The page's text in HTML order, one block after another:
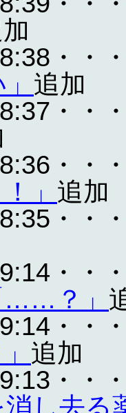
・・
追加
・・
・・
」 追加
・・
・・
……？」
・・
追加
・・
し去る